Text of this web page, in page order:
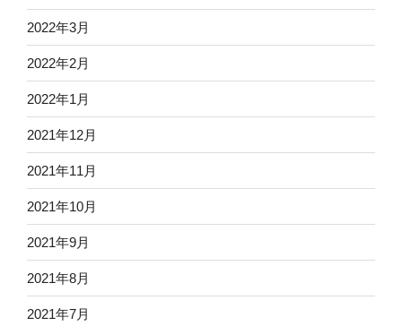
2022年3月
2022年2月
2022年1月
2021年12月
2021年11月
2021年10月
2021年9月
2021年8月
2021年7月